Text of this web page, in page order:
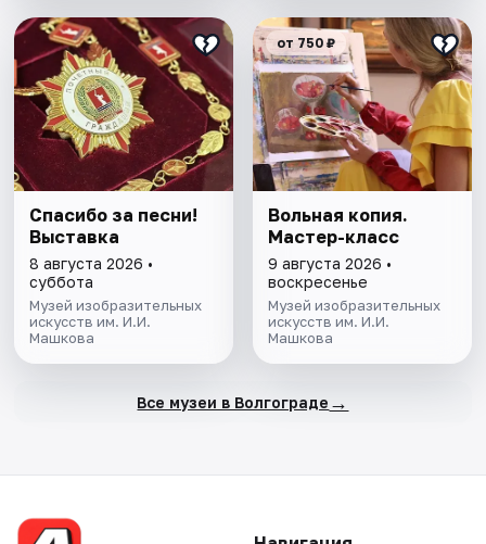
Спасибо за песни!
Выставка
8 августа 2026 •
суббота
Музей изобразительных
искусств им. И.И.
Машкова
от 750 ₽
Вольная копия.
Мастер-класс
9 августа 2026 •
воскресенье
Музей изобразительных
искусств им. И.И.
Машкова
Все музеи в Волгограде →